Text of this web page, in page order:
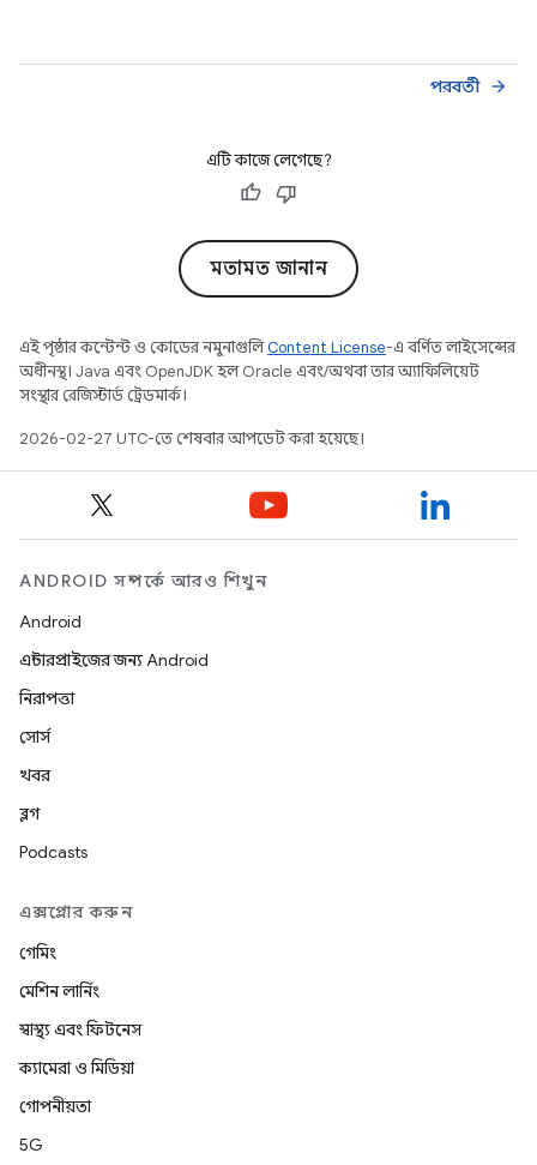
পরবর্তী arrow_forward
এটি কাজে লেগেছে?
মতামত জানান
এই পৃষ্ঠার কন্টেন্ট ও কোডের নমুনাগুলিContent License-এ বর্ণিত লাইসেন্সের
অধীনস্থ। Java এবং OpenJDK হল Oracle এবং/অথবা তার অ্যাফিলিয়েট
সংস্থার রেজিস্টার্ড ট্রেডমার্ক।
2026-02-27 UTC-তে শেষবার আপডেট করা হয়েছে।
ANDROID সম্পর্কে আরও শিখুন
Android
এন্টারপ্রাইজের জন্য Android
নিরাপত্তা
সোর্স
খবর
ব্লগ
Podcasts
এক্সপ্লোর করুন
গেমিং
মেশিন লার্নিং
স্বাস্থ্য এবং ফিটনেস
ক্যামেরা ও মিডিয়া
গোপনীয়তা
5G